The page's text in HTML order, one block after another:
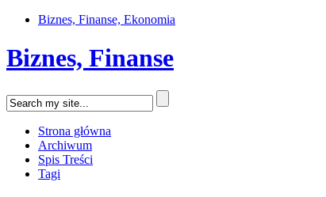
Biznes, Finanse, Ekonomia
Biznes, Finanse
Strona główna
Archiwum
Spis Treści
Tagi